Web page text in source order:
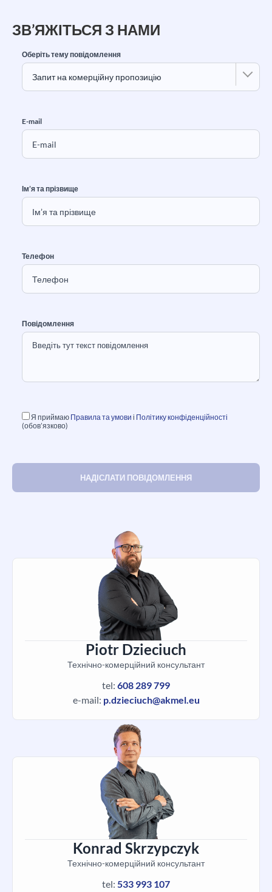
Piotr Dzieciuch
Технічно-комерційний консультант
tel: 608 289 799
e-mail: p.dzieciuch@akmel.eu
Konrad Skrzypczyk
Технічно-комерційний консультант
tel: 533 993 107
ЗВ’ЯЖІТЬСЯ З НАМИ
Оберіть тему повідомлення
E-mail
Ім’я та прізвище
Телефон
Повідомлення
Я приймаю Правила та умови і Політику конфіденційності
(обов’язково)